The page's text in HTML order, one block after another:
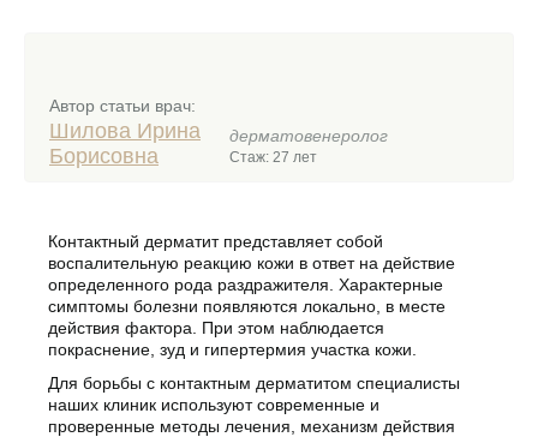
Автор статьи врач:
Шилова Ирина
Борисовна
дерматовенеролог
Стаж: 27 лет
Контактный дерматит представляет собой
воспалительную реакцию кожи в ответ на действие
определенного рода раздражителя. Характерные
симптомы болезни появляются локально, в месте
действия фактора. При этом наблюдается
покраснение, зуд и гипертермия участка кожи.
Для борьбы с контактным дерматитом специалисты
наших клиник используют современные и
проверенные методы лечения, механизм действия